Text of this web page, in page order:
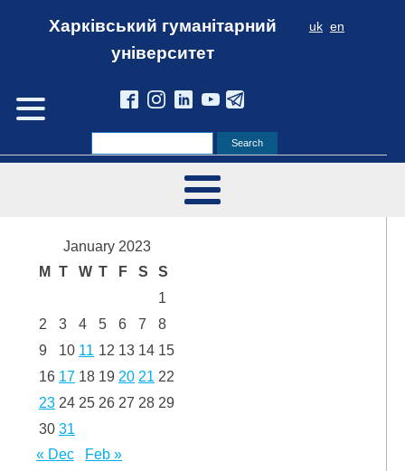
Харківський гуманітарний
університет
uk en
January 2023
M
T W T F S
S
1
2
3 4 5 6 7
8
9
10 11 12 13 14 15
16 17 18 19 20 21 22
23 24 25 26 27 28 29
30 31
« Dec
Feb »